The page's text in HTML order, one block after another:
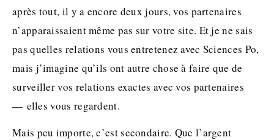
après tout, il y a encore deux jours, vos partenaires
n’apparaissaient même pas sur votre site. Et je ne sais
pas quelles relations vous entretenez avec Sciences Po,
mais j’imagine qu’ils ont autre chose à faire que de
surveiller vos relations exactes avec vos partenaires
— elles vous regardent.
Mais peu importe, c’est secondaire. Que l’argent